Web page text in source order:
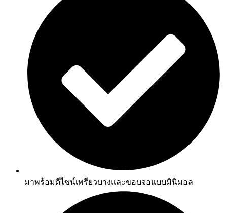
มาพร้อมดีไซน์เพรียวบางและขอบจอแบบมินิมอล